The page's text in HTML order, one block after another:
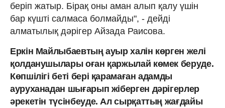
беріп жатыр. Бірақ оны аман алып қалу үшін
бар күшті салмаса болмайды", - дейді
алматылық дәрігер Айзада Раисова.
Еркін Майлыбаевтың ауыр халін көрген желі
қолданушылары оған қаржылай көмек беруде.
Көпшілігі беті бері қарамаған адамды
ауруханадан шығарып жіберген дәрігерлер
әрекетін түсінбеуде. Ал сырқаттың жағдайы